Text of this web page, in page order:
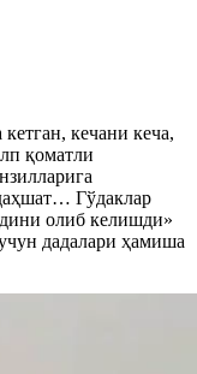
кечани кеча,
қоматли
Гўдаклар
олиб келишди»
дадалари ҳамиша